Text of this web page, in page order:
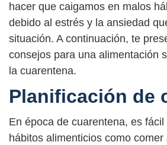
hacer que caigamos en malos
debido al estrés y la ansiedad
situación. A continuación, te
consejos para una alimentación
la cuarentena.
Planificación de
En época de cuarentena, es
hábitos alimenticios como